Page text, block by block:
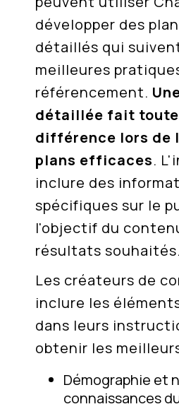
développer des
détaillés qui
meilleures
référencement.
détaillée fait
différence lors de
plans efficaces.
inclure des
spécifiques sur le
l'objectif du
résultats souhaités.
Les créateurs de
inclure les
dans leurs
obtenir les
Démographie et
connaissances